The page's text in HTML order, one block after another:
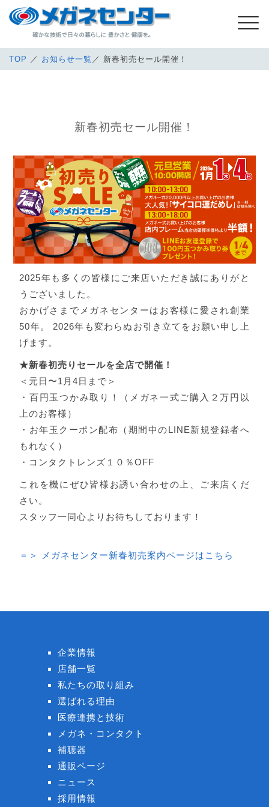
TOP ／ お知らせ一覧 ／ 新春初売セール開催！
新春初売セール開催！
新春初売セール開催！
2025年も多くの皆様にご来店いただき誠にありがと
うございました。
おかげさまでメガネセンターはお客様に愛され創業
50年。 2026年も変わらぬお引き立てをお願い申し上
げます。
★新春初売りセールを全店で開催！
＜元日〜1月4日まで＞
・百円玉つかみ取り！（メガネ一式ご購入２万円以
上のお客様）
・お年玉クーポン配布（期間中のLINE新規登録者へ
もれなく）
・コンタクトレンズ１０％OFF
これを機にぜひ皆様お誘い合わせの上、ご来店くだ
さい。
スタッフ一同心よりお待ちしております！
＝＞ メガネセンター新春初売案内ページはこちら
企業情報
店舗一覧
私たちの取り組み
選ばれる理由
医療連携と技術
メガネ・コンタクト
補聴器
通販ページ
ニュース
採用情報